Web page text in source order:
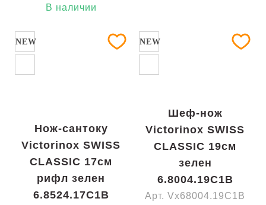
В наличии
NEW
Нож-сантоку
Victorinox SWISS
CLASSIC 17см
рифл зелен
6.8524.17C1B
NEW
Шеф-нож
Victorinox SWISS
CLASSIC 19см
зелен
6.8004.19C1B
Арт. Vx68004.19C1B